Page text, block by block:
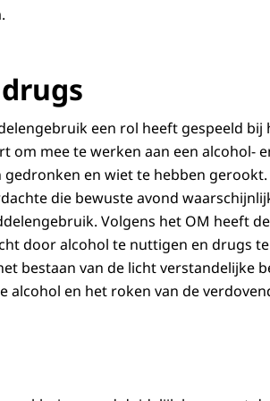
een rol heeft gespeeld bij
om mee te werken aan een alcohol-
en wiet te hebben
die bewuste avond
Volgens het OM heeft
door alcohol te nuttigen en drugs
bestaan van de licht verstandelijke
en het roken van de